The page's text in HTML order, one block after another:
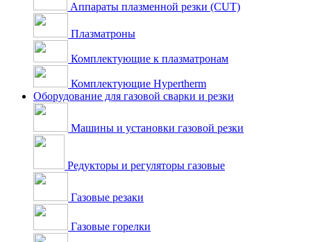
Аппараты плазменной резки (CUT)
Плазматроны
Комплектующие к плазматронам
Комплектующие Hypertherm
Оборудование для газовой сварки и резки
Машины и установки газовой резки
Редукторы и регуляторы газовые
Газовые резаки
Газовые горелки